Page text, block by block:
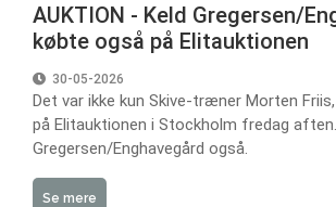
AUKTION - Keld Gregersen/
købte også på Elitauktionen
30-05-2026
Det var ikke kun Skive-træner Morten
på Elitauktionen i Stockholm fredag
Gregersen/Enghavegård også.
Se mere